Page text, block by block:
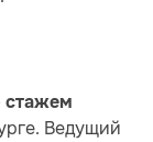
стажем
Ведущий